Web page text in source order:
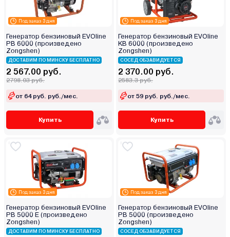
Под заказ 3 дня
Генератор бензиновый EVOline
PB 6000 (произведено
Zongshen)
ДОСТАВИМ ПО МИНСКУ БЕСПЛАТНО
2 567.00 руб.
2798.03 руб.
от 64 руб. руб./мес.
Купить
Под заказ 3 дня
Генератор бензиновый EVOline
KB 6000 (произведено
Zongshen)
СОСЕД ОБЗАВИДУЕТСЯ
2 370.00 руб.
2583.3 руб.
от 59 руб. руб./мес.
Купить
Под заказ 3 дня
Генератор бензиновый EVOline
PB 5000 E (произведено
Zongshen)
ДОСТАВИМ ПО МИНСКУ БЕСПЛАТНО
Под заказ 3 дня
Генератор бензиновый EVOline
PB 5000 (произведено
Zongshen)
СОСЕД ОБЗАВИДУЕТСЯ